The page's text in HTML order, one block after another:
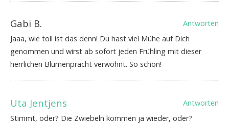
Gabi B.
Antworten
Jaaa, wie toll ist das denn! Du hast viel Mühe auf Dich
genommen und wirst ab sofort jeden Frühling mit dieser
herrlichen Blumenpracht verwöhnt. So schön!
Uta Jentjens
Antworten
Stimmt, oder? Die Zwiebeln kommen ja wieder, oder?